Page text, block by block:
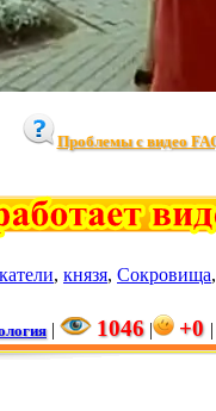
Проблемы с видео
, князя, Сокровища,
| 1046 | +0 |